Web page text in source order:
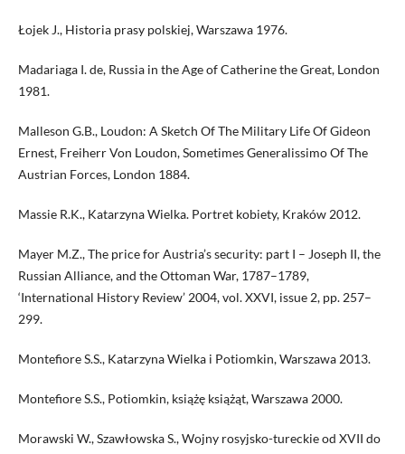
Łojek J., Historia prasy polskiej, Warszawa 1976.
Madariaga I. de, Russia in the Age of Catherine the Great, London
1981.
Malleson G.B., Loudon: A Sketch Of The Military Life Of Gideon
Ernest, Freiherr Von Loudon, Sometimes Generalissimo Of The
Austrian Forces, London 1884.
Massie R.K., Katarzyna Wielka. Portret kobiety, Kraków 2012.
Mayer M.Z., The price for Austria’s security: part I – Joseph II, the
Russian Alliance, and the Ottoman War, 1787–1789,
‘International History Review’ 2004, vol. XXVI, issue 2, pp. 257–
299.
Montefiore S.S., Katarzyna Wielka i Potiomkin, Warszawa 2013.
Montefiore S.S., Potiomkin, książę książąt, Warszawa 2000.
Morawski W., Szawłowska S., Wojny rosyjsko-tureckie od XVII do